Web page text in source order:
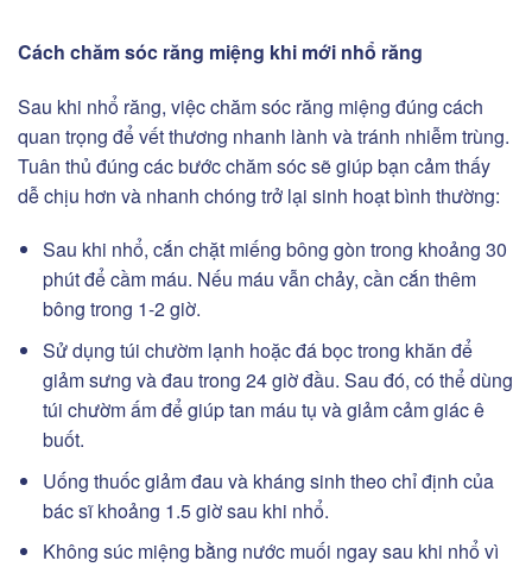
Cách chăm sóc răng miệng khi mới nhổ răng
Sau khi nhổ răng, việc chăm sóc răng miệng đúng cách
quan trọng để vết thương nhanh lành và tránh nhiễm trùng.
Tuân thủ đúng các bước chăm sóc sẽ giúp bạn cảm thấy
dễ chịu hơn và nhanh chóng trở lại sinh hoạt bình thường:
Sau khi nhổ, cắn chặt miếng bông gòn trong khoảng 30
phút để cầm máu. Nếu máu vẫn chảy, cần cắn thêm
bông trong 1-2 giờ.
Sử dụng túi chườm lạnh hoặc đá bọc trong khăn để
giảm sưng và đau trong 24 giờ đầu. Sau đó, có thể dùng
túi chườm ấm để giúp tan máu tụ và giảm cảm giác ê
buốt.
Uống thuốc giảm đau và kháng sinh theo chỉ định của
bác sĩ khoảng 1.5 giờ sau khi nhổ.
Không súc miệng bằng nước muối ngay sau khi nhổ vì